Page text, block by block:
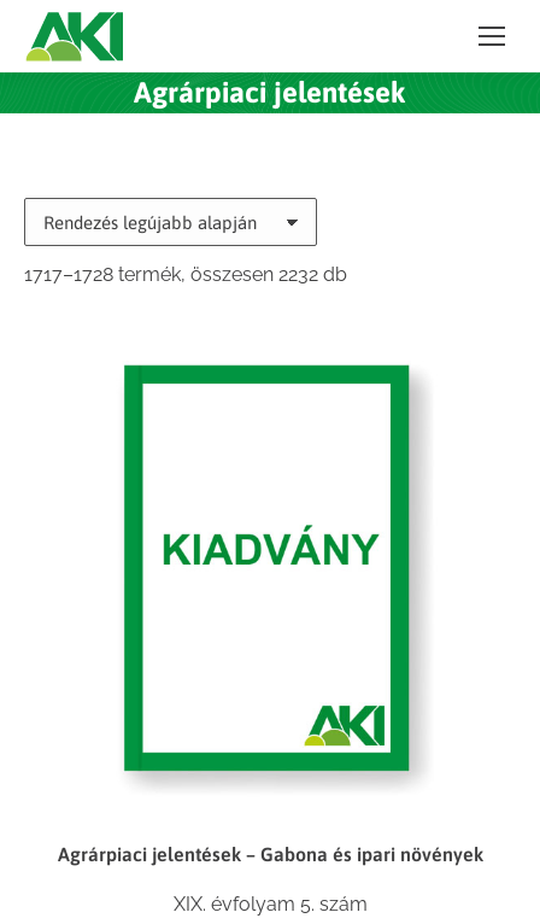
Agrárpiaci jelentések
1717–1728 termék, összesen 2232 dbSorted
Agrárpiaci jelentések – Gabona és ipari növények
XIX. évfolyam 5. szám